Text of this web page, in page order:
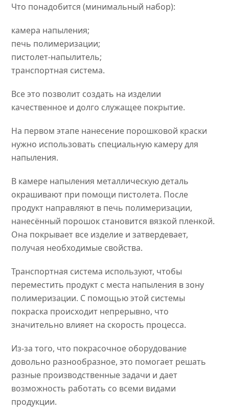
Что понадобится (минимальный набор):
камера напыления;
печь полимеризации;
пистолет-напылитель;
транспортная система.
Все это позволит создать на изделии
качественное и долго служащее покрытие.
На первом этапе нанесение порошковой краски
нужно использовать специальную камеру для
напыления.
В камере напыления металлическую деталь
окрашивают при помощи пистолета. После
продукт направляют в печь полимеризации,
нанесённый порошок становится вязкой пленкой.
Она покрывает все изделие и затвердевает,
получая необходимые свойства.
Транспортная система используют, чтобы
переместить продукт с места напыления в зону
полимеризации. С помощью этой системы
покраска происходит непрерывно, что
значительно влияет на скорость процесса.
Из-за того, что покрасочное оборудование
довольно разнообразное, это помогает решать
разные производственные задачи и дает
возможность работать со всеми видами
продукции.